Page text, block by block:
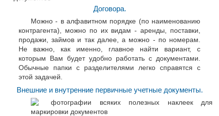
Договора.
Можно - в алфавитном порядке (по наименованию
контрагента), можно по их видам - аренды, поставки,
продажи, займов и так далее, а можно - по номерам.
Не важно, как именно, главное найти вариант, с
которым Вам будет удобно работать с документами.
Обычные папки с разделителями легко справятся с
этой задачей.
Внешние и внутренние первичные учетные документы.